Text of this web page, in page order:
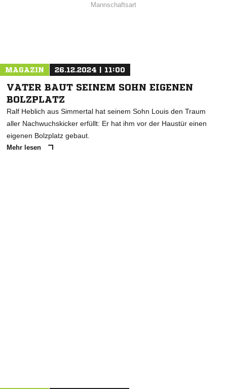
Mannschaftsart
MAGAZIN 26.12.2024 | 11:00
VATER BAUT SEINEM SOHN EIGENEN
BOLZPLATZ
Ralf Heblich aus Simmertal hat seinem Sohn Louis den Traum
aller Nachwuchskicker erfüllt: Er hat ihm vor der Haustür einen
eigenen Bolzplatz gebaut.
Mehr lesen